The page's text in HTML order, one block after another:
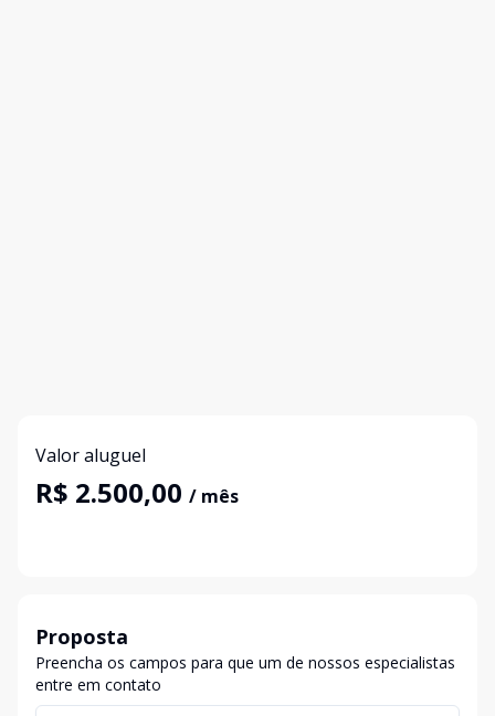
Valor aluguel
R$ 2.500,00 / mês
Proposta
Preencha os campos para que um de nossos especialistas
entre em contato